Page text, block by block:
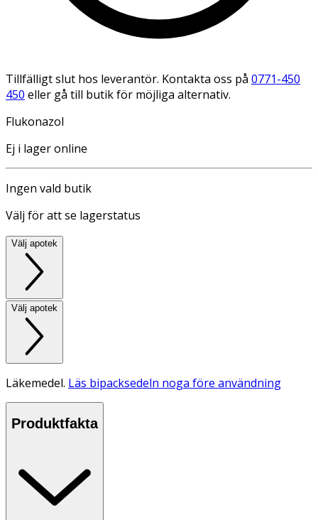
Tillfälligt slut hos leverantör. Kontakta oss på 0771-450
450 eller gå till butik för möjliga alternativ.
Flukonazol
Ej i lager online
Ingen vald butik
Välj för att se lagerstatus
Välj apotek
Välj apotek
Läkemedel. Läs bipacksedeln noga före användning
Produktfakta